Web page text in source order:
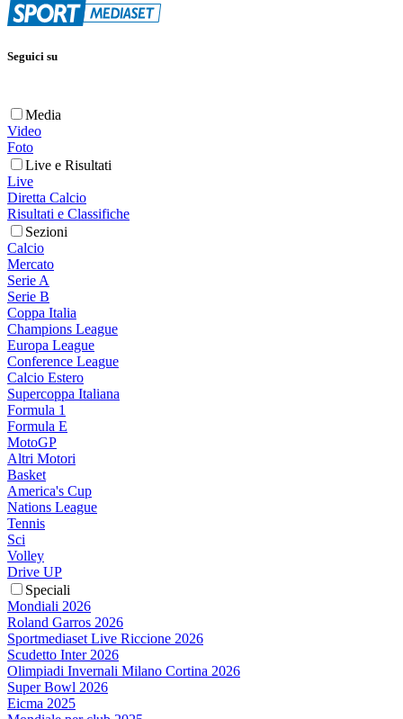
Seguici su
Media
Video
Foto
Live e Risultati
Live
Diretta Calcio
Risultati e Classifiche
Sezioni
Calcio
Mercato
Serie A
Serie B
Coppa Italia
Champions League
Europa League
Conference League
Calcio Estero
Supercoppa Italiana
Formula 1
Formula E
MotoGP
Altri Motori
Basket
America's Cup
Nations League
Tennis
Sci
Volley
Drive UP
Speciali
Mondiali 2026
Roland Garros 2026
Sportmediaset Live Riccione 2026
Scudetto Inter 2026
Olimpiadi Invernali Milano Cortina 2026
Super Bowl 2026
Eicma 2025